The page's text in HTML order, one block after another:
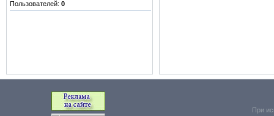
Пользователей: 0
При